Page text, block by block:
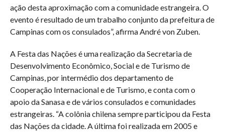
ação desta aproximação com a comunidade estrangeira. O
evento é resultado de um trabalho conjunto da prefeitura de
Campinas com os consulados”, afirma André von Zuben.
A Festa das Nações é uma realização da Secretaria de
Desenvolvimento Econômico, Social e de Turismo de
Campinas, por intermédio dos departamento de
Cooperação Internacional e de Turismo, e conta com o
apoio da Sanasa e de vários consulados e comunidades
estrangeiras. “A colônia chilena sempre participou da Festa
das Nações da cidade. A última foi realizada em 2005 e